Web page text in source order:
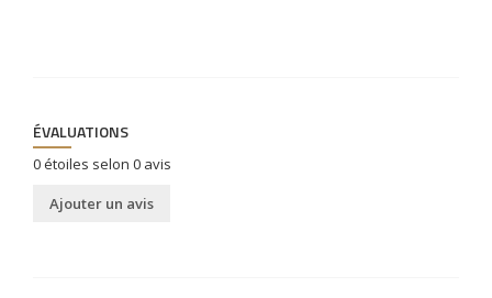
ÉVALUATIONS
0étoiles selon 0 avis
Ajouter un avis